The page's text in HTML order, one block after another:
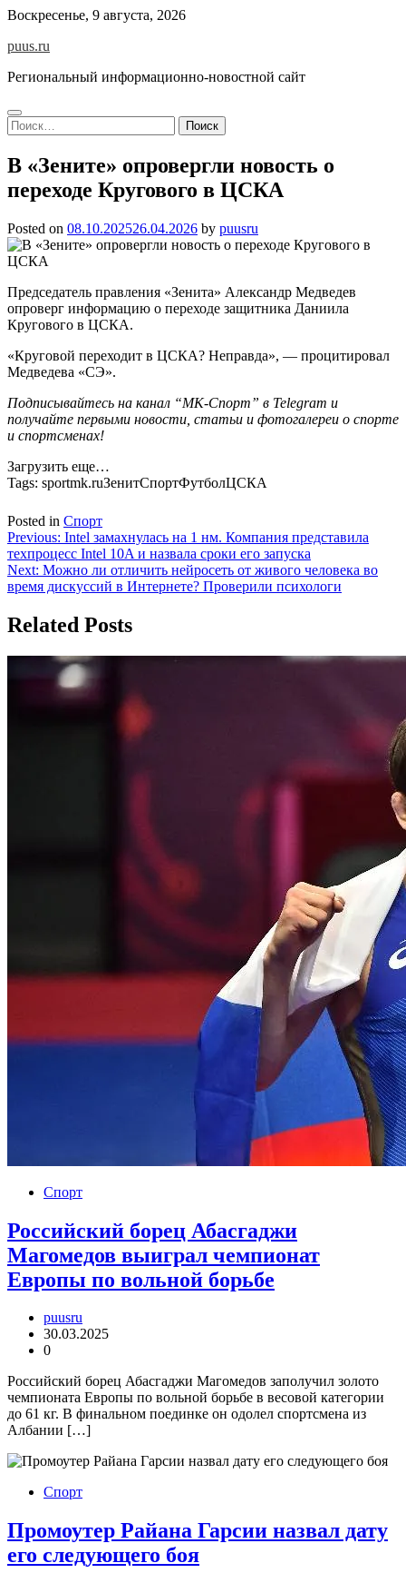
Skip
content
Воскресенье, 9 августа, 2026
puus.ru
Региональный информационно-новостной сайт
Найти:
В «Зените» опровергли новость о
переходе Кругового в ЦСКА
Posted on 08.10.202526.04.2026 by puusru
Председатель правления «Зенита» Александр Медведев
опроверг информацию о переходе защитника Даниила
Кругового в ЦСКА.
«Круговой переходит в ЦСКА? Неправда», — процитировал
Медведева «СЭ».
Подписывайтесь на канал “МК-Спорт” в Telegram и
получайте первыми новости, статьи и фотогалереи о спорте
и спортсменах!
Загрузить еще…
Tags: sportmk.ruЗенитСпортФутболЦСКА
Posted in Спорт
Навигация
по
записям
Previous: Intel замахнулась на 1 нм. Компания представила
техпроцесс Intel 10A и назвала сроки его запуска
Next: Можно ли отличить нейросеть от живого человека во
время дискуссий в Интернете? Проверили психологи
Related Posts
Спорт
Российский борец Абасгаджи
Магомедов выиграл чемпионат
Европы по вольной борьбе
puusru
30.03.2025
0
Российский борец Абасгаджи Магомедов заполучил золото
чемпионата Европы по вольной борьбе в весовой категории
до 61 кг. В финальном поединке он одолел спортсмена из
Албании […]
Спорт
Промоутер Райана Гарсии назвал дату
его следующего боя